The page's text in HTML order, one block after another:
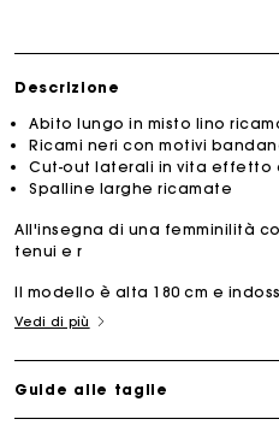
Descrizione
Abito lungo in misto lino
Ricami neri con motivi
Cut-out laterali in vita effetto
Spalline larghe ricamate
All'insegna di una femminilità
tenui e r
Il modello è alta 180 cm e
Vedi di più
Guide alle taglie